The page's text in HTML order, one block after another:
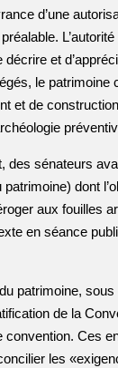
d’une
décrire et
le patrimoine
et de
des sénateurs
patrimoine) dont
aux fouilles
en séance
patrimoine,
de la
convention. Ces
les